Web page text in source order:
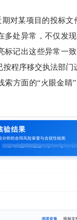
期对某项目的投标
多处异常，不仅发
标记出这些异常一
按程序移交执法部
索方面的“火眼金睛